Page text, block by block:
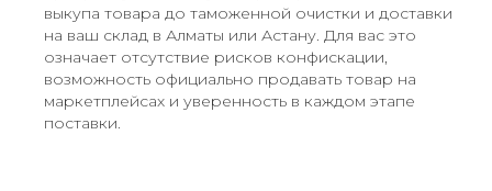
выкупа товара до таможенной очистки и доставки
на ваш склад в Алматы или Астану. Для вас это
означает отсутствие рисков конфискации,
возможность официально продавать товар на
маркетплейсах и уверенность в каждом этапе
поставки.